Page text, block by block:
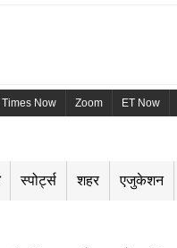
Times Now Zoom ET Now
स्पोर्ट्स शहर एजुकेशन